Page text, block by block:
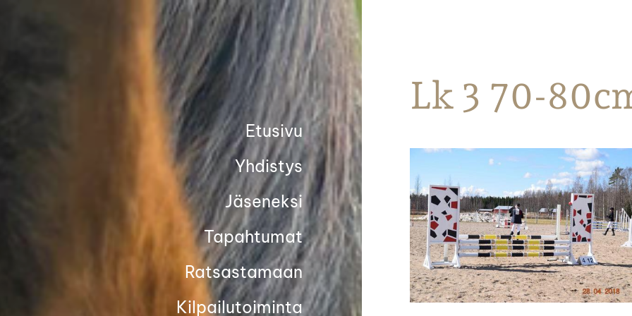
Parkanon Ratsastajat
Etusivu
Yhdistys
Jäseneksi
Tapahtumat
Ratsastamaan
Kilpailutoiminta
Lk 3 70-